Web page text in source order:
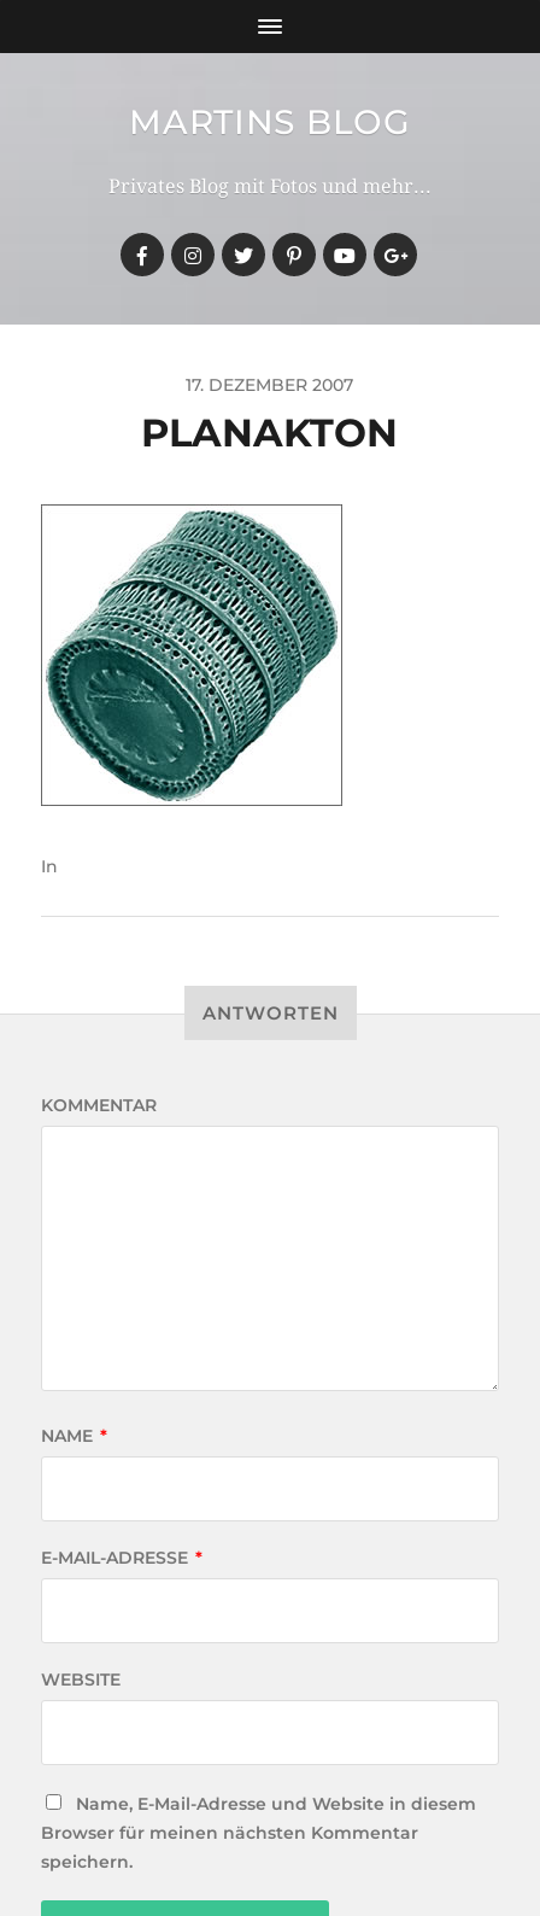
MARTINS BLOG
Privates Blog mit Fotos und mehr...
17. DEZEMBER 2007
PLANAKTON
In
ANTWORTEN
KOMMENTAR
NAME *
E-MAIL-ADRESSE *
WEBSITE
Name, E-Mail-Adresse und Website in diesem
Browser für meinen nächsten Kommentar
speichern.